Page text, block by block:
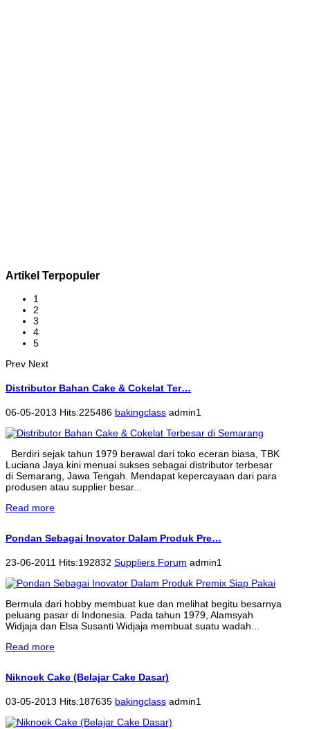
Artikel Terpopuler
1
2
3
4
5
Prev Next
Distributor Bahan Cake & Cokelat Ter…
06-05-2013 Hits:225486 bakingclass admin1
Berdiri sejak tahun 1979 berawal dari toko eceran biasa, TBK
Luciana Jaya kini menuai sukses sebagai distributor terbesar
di Semarang, Jawa Tengah. Mendapat kepercayaan dari para
produsen atau supplier besar...
Read more
Pondan Sebagai Inovator Dalam Produk Pre…
23-06-2011 Hits:192832 Suppliers Forum admin1
Bermula dari hobby membuat kue dan melihat begitu besarnya
peluang pasar di Indonesia. Pada tahun 1979, Alamsyah
Widjaja dan Elsa Susanti Widjaja membuat suatu wadah...
Read more
Niknoek Cake (Belajar Cake Dasar)
03-05-2013 Hits:187635 bakingclass admin1